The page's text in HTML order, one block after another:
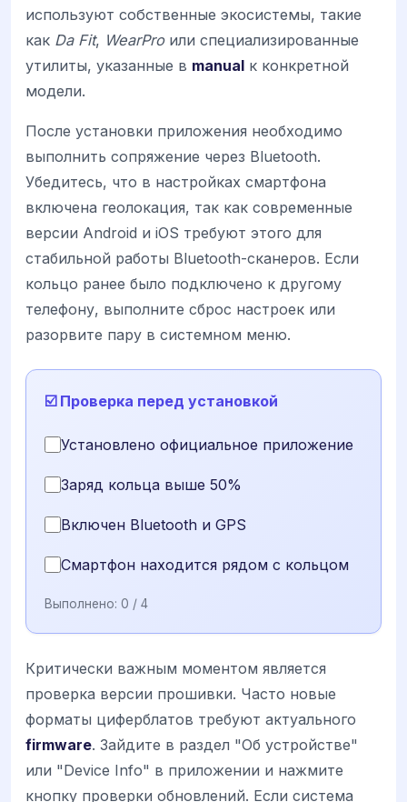
используют собственные экосистемы, такие
как Da Fit, WearProили специализированные
утилиты, указанные в manual к конкретной
модели.
После установки приложения необходимо
выполнить сопряжение через Bluetooth.
Убедитесь, что в настройках смартфона
включена геолокация, так как современные
версии Android и iOS требуют этого для
стабильной работы Bluetooth-сканеров. Если
кольцо ранее было подключено к другому
телефону, выполните сброс настроек или
разорвите пару в системном меню.
☑️ Проверка перед установкой
Установлено официальное приложение
Заряд кольца выше 50%
Включен Bluetooth и GPS
Смартфон находится рядом с кольцом
Выполнено: 0 / 4
Критически важным моментом является
проверка версии прошивки. Часто новые
форматы циферблатов требуют актуального
firmware. Зайдите в раздел "Об устройстве"
или "Device Info" в приложении и нажмите
кнопку проверки обновлений. Если система